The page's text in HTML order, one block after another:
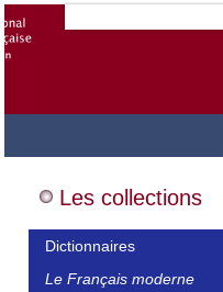
Les collections
Dictionnaires
Le Français moderne